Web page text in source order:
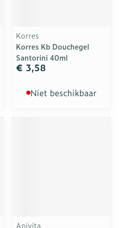
Korres
Korres Kb Douchegel
Santorini 40ml
€ 3,58
Niet beschikbaar
Apivita